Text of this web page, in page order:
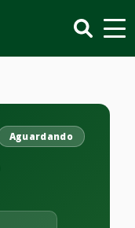
Aguardando